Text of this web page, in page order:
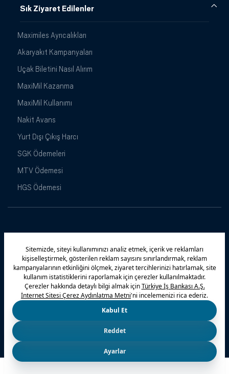
Sık Ziyaret Edilenler
Maximiles Ayrıcalıkları
Akaryakıt Kampanyaları
Uçak Biletini Nasıl Alırım
MaxiMil Kazanma
MaxiMil Kullanımı
Nakit Avans
Yurt Dışı Çıkış Harcı
SGK Ödemeleri
MTV Ödemesi
HGS Ödemesi
© 2026 Türkiye İş Bankası A.Ş.
Maximiles Kampanyalar Yasal Uyarı Güvenlik
Gizlilik Politikamız Bilgi Toplumu Hizmetleri
Çerez Politikası Kişisel Verilerin Korunması